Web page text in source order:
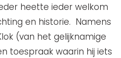
heette ieder welkom
en historie. Namens
(van het gelijknamige
toespraak waarin hij iets